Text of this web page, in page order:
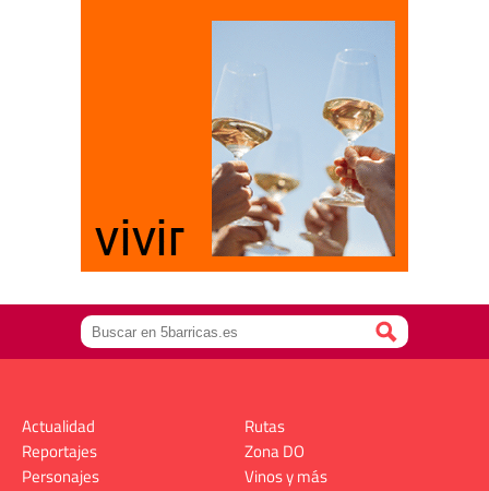
Actualidad
Reportajes
Personajes
Rutas
Zona DO
Vinos y más